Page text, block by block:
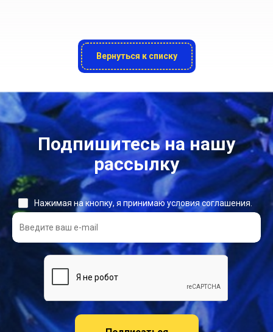
Вернуться к списку
Подпишитесь на нашу
рассылку
Нажимая на кнопку, я принимаю условия соглашения.